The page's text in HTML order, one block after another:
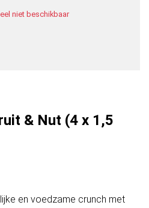
niet beschikbaar
& Nut (4 x 1,5
en voedzame crunch met